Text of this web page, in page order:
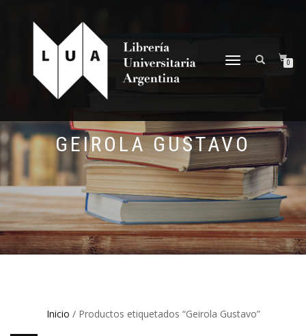
NAVEGACIÓN
0
GEIROLA GUSTAVO
Inicio / Productos etiquetados “Geirola Gustavo”